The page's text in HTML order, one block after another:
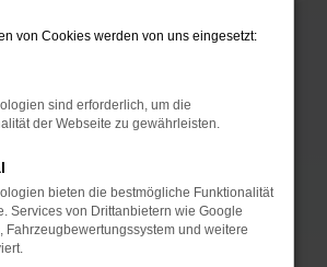
Browsererweiterungen.
Laden bestimmter Seiten
Funktioniert die Seite in einem
oder in einem privaten
Gerät neu.
helfen, vorübergehende
beheben.
von Cookies werden von uns eingesetzt:
sind erforderlich, um die
der Webseite zu gewährleisten.
bieten die bestmögliche Funktionalität
Services von Drittanbietern wie Google
Fahrzeugbewertungssystem und weitere